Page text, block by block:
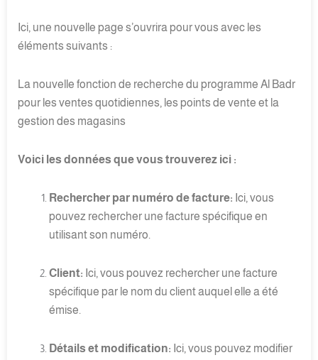
Ici, une nouvelle page s’ouvrira pour vous avec les
éléments suivants :
La nouvelle fonction de recherche du programme Al Badr
pour les ventes quotidiennes, les points de vente et la
gestion des magasins
Voici les données que vous trouverez ici :
Rechercher par numéro de facture: Ici, vous
pouvez rechercher une facture spécifique en
utilisant son numéro.
Client: Ici, vous pouvez rechercher une facture
spécifique par le nom du client auquel elle a été
émise.
Détails et modification: Ici, vous pouvez modifier